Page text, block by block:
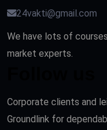
24vakti@gmail.com
We have lots of
market experts.
Corporate clients and
Groundlink for